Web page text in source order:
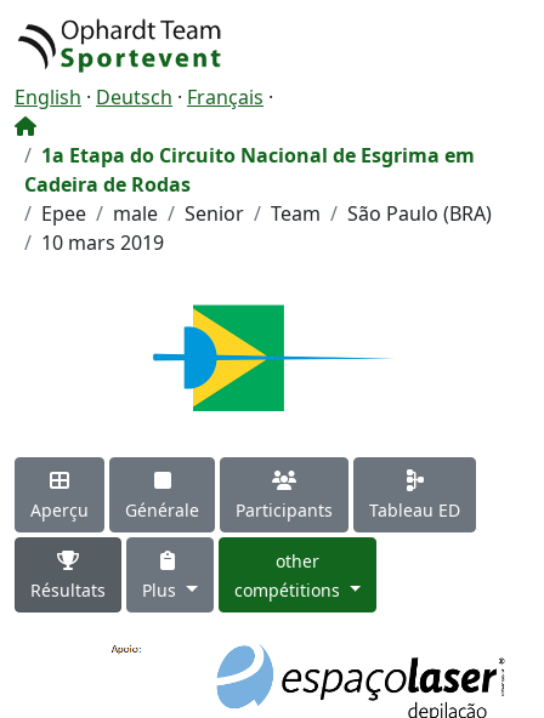
English · Deutsch · Français ·
1a Etapa do Circuito Nacional de Esgrima em
Cadeira de Rodas
Epee
male Senior Team
São Paulo (BRA)
10 mars 2019
Aperçu Générale Participants Tableau ED
Résultats Plus
other
compétitions